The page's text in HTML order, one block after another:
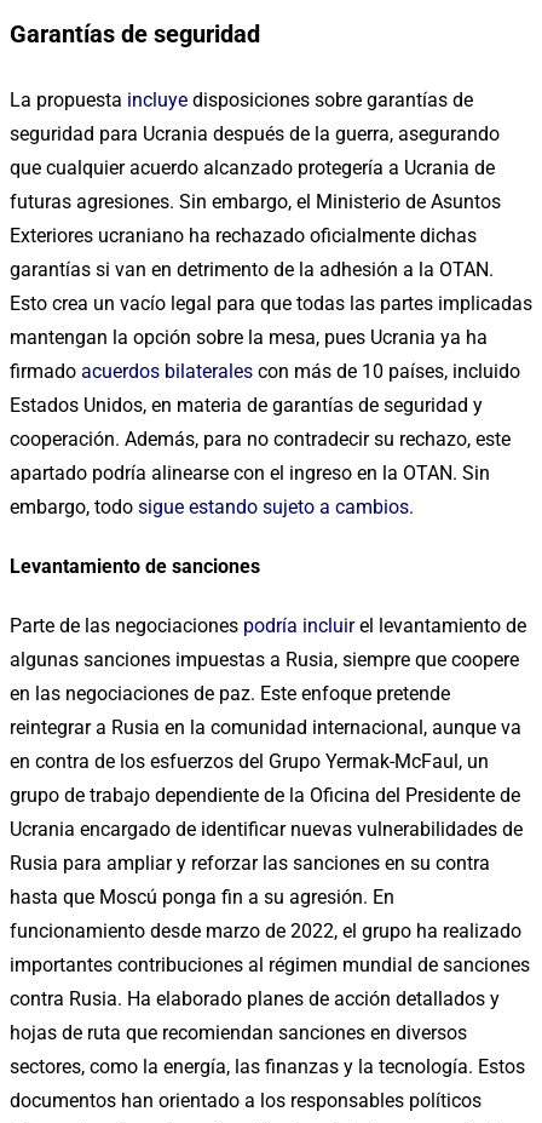
Garantías de seguridad
La propuesta incluye disposiciones sobre garantías de
seguridad para Ucrania después de la guerra, asegurando
que cualquier acuerdo alcanzado protegería a Ucrania de
futuras agresiones. Sin embargo, el Ministerio de Asuntos
Exteriores ucraniano ha rechazado oficialmente dichas
garantías si van en detrimento de la adhesión a la OTAN.
Esto crea un vacío legal para que todas las partes implicadas
mantengan la opción sobre la mesa, pues Ucrania ya ha
firmado acuerdos bilaterales con más de 10 países, incluido
Estados Unidos, en materia de garantías de seguridad y
cooperación. Además, para no contradecir su rechazo, este
apartado podría alinearse con el ingreso en la OTAN. Sin
embargo, todo sigue estando sujeto a cambios.
Levantamiento de sanciones
Parte de las negociaciones podría incluirel levantamiento de
algunas sanciones impuestas a Rusia, siempre que coopere
en las negociaciones de paz. Este enfoque pretende
reintegrar a Rusia en la comunidad internacional, aunque va
en contra de los esfuerzos del Grupo Yermak-McFaul, un
grupo de trabajo dependiente de la Oficina del Presidente de
Ucrania encargado de identificar nuevas vulnerabilidades de
Rusia para ampliar y reforzar las sanciones en su contra
hasta que Moscú ponga fin a su agresión. En
funcionamiento desde marzo de 2022, el grupo ha realizado
importantes contribuciones al régimen mundial de sanciones
contra Rusia. Ha elaborado planes de acción detallados y
hojas de ruta que recomiendan sanciones en diversos
sectores, como la energía, las finanzas y la tecnología. Estos
documentos han orientado a los responsables políticos